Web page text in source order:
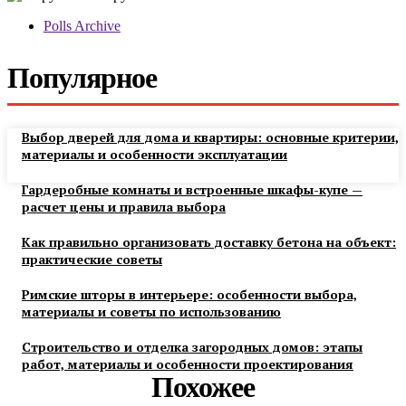
Polls Archive
Популярное
Выбор дверей для дома и квартиры: основные критерии,
материалы и особенности эксплуатации
Гардеробные комнаты и встроенные шкафы-купе —
расчет цены и правила выбора
Как правильно организовать доставку бетона на объект:
практические советы
Римские шторы в интерьере: особенности выбора,
материалы и советы по использованию
Строительство и отделка загородных домов: этапы
работ, материалы и особенности проектирования
Похожее